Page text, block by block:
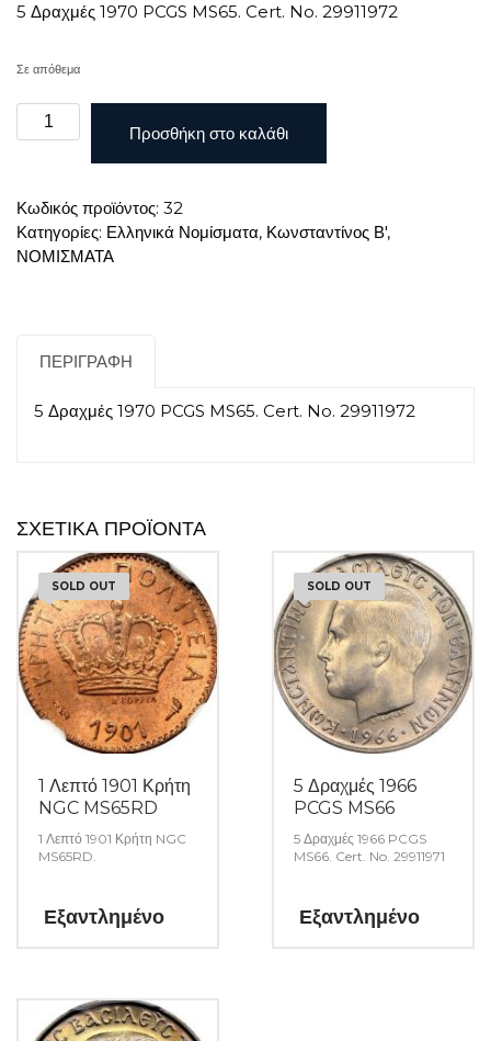
5 Δραχμές 1970 PCGS MS65. Cert. No. 29911972
Σε απόθεμα
Δραχμές
MS65
ποσότητα
Προσθήκη στο καλάθι
Κωδικός προϊόντος: 32
Κατηγορίες: Ελληνικά Νομίσματα, Κωνσταντίνος Β',
ΝΟΜΙΣΜΑΤΑ
ΠΕΡΙΓΡΑΦΉ
5 Δραχμές 1970 PCGS MS65. Cert. No. 29911972
ΣΧΕΤΙΚΆ ΠΡΟΪΌΝΤΑ
SOLD OUT
1 Λεπτό 1901 Κρήτη
NGC MS65RD
1 Λεπτό 1901 Κρήτη NGC
MS65RD.
Εξαντλημένο
SOLD OUT
5 Δραχμές 1966
PCGS MS66
5 Δραχμές 1966 PCGS
MS66. Cert. No. 29911971
Εξαντλημένο